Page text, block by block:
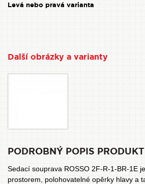
Levá nebo pravá varianta
Další obrázky a varianty
PODROBNÝ POPIS
Sedací souprava ROSSO 2F-R-1-BR-1E
prostorem, polohovatelné opěrky hlavy a